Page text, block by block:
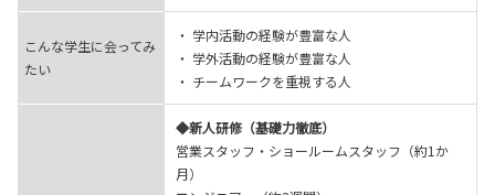
こんな学生に会ってみ
たい
・ 学内活動の経験が豊富な人
・ 学外活動の経験が豊富な人
・ チームワークを重視する人
◆新人研修（基礎力徹底）
営業スタッフ・ショールームスタッフ（約1か
月）